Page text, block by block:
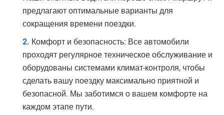
предлагают оптимальные варианты для
сокращения времени поездки.
Комфорт и безопасность: Все автомобили
проходят регулярное техническое обслуживание и
оборудованы системами климат-контроля, чтобы
сделать вашу поездку максимально приятной и
безопасной. Мы заботимся о вашем комфорте на
каждом этапе пути.